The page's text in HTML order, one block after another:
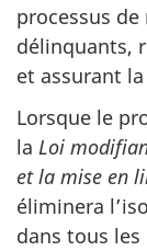
processus
délinquants,
et assurant
Lorsque le
la Loi
et la mise en
éliminera
dans tous